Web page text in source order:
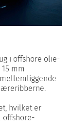
i offshore olie-
mm
hvilket er
offshore-